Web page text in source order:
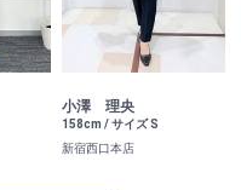
小澤 理央
158cm / サイズ S
新宿西口本店